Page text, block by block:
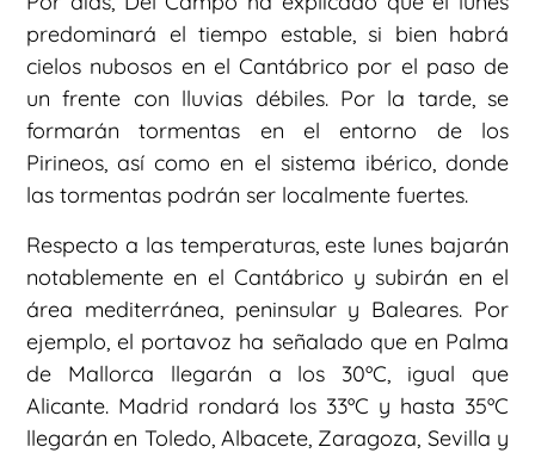
predominará el tiempo estable, si bien habrá
cielos nubosos en el Cantábrico por el paso de
un frente con lluvias débiles. Por la tarde, se
formarán tormentas en el entorno de los
Pirineos, así como en el sistema ibérico, donde
las tormentas podrán ser localmente fuertes.
Respecto a las temperaturas, este lunes bajarán
notablemente en el Cantábrico y subirán en el
área mediterránea, peninsular y Baleares. Por
ejemplo, el portavoz ha señalado que en Palma
de Mallorca llegarán a los 30ºC, igual que
Alicante. Madrid rondará los 33ºC y hasta 35ºC
llegarán en Toledo, Albacete, Zaragoza, Sevilla y